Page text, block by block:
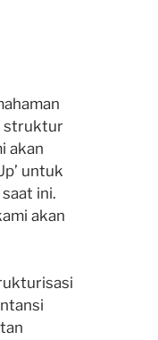
struktur
akan
untuk
ini.
akan